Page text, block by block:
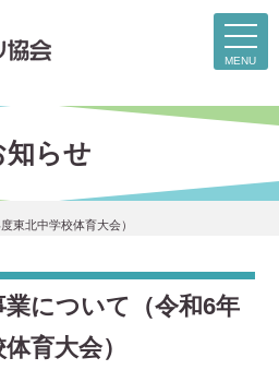
MENU
知らせ
東北中学校体育大会）
業について（令和6年
育大会）